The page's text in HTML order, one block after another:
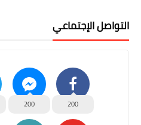
التواصل الإجتماعي
200
200